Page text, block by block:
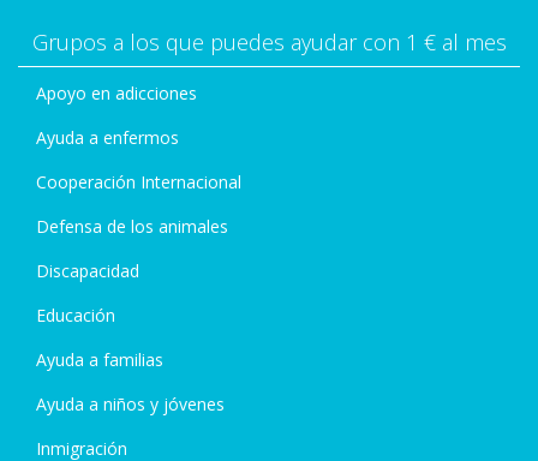
Grupos a los que puedes ayudar con 1 € al mes
Apoyo en adicciones
Ayuda a enfermos
Cooperación Internacional
Defensa de los animales
Discapacidad
Educación
Ayuda a familias
Ayuda a niños y jóvenes
Inmigración